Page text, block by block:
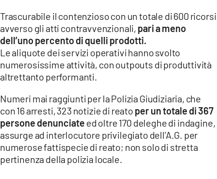
Trascurabile il contenzioso con un totale di 600 ricorsi
avverso gli atti contravvenzionali, pari a meno
dell’uno percento di quelli prodotti.
Le aliquote dei servizi operativi hanno svolto
numerosissime attività, con outpouts di produttività
altrettanto performanti.
Numeri mai raggiunti per la Polizia Giudiziaria, che
con 16 arresti, 323 notizie di reato per un totale di 367
persone denunciate ed oltre 170 deleghe di indagine,
assurge ad interlocutore privilegiato dell’A.G. per
numerose fattispecie di reato; non solo di stretta
pertinenza della polizia locale.